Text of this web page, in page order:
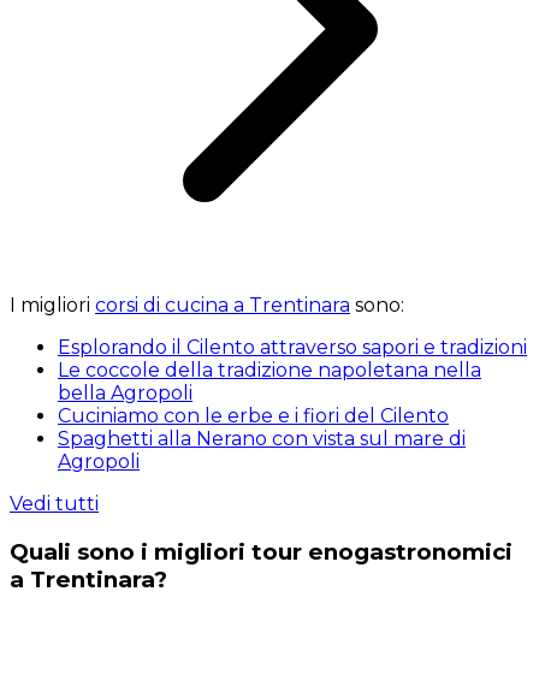
I migliori corsi di cucina a Trentinara sono:
Esplorando il Cilento attraverso sapori e tradizioni
Le coccole della tradizione napoletana nella
bella Agropoli
Cuciniamo con le erbe e i fiori del Cilento
Spaghetti alla Nerano con vista sul mare di
Agropoli
Vedi tutti
Quali sono i migliori tour enogastronomici
a Trentinara?